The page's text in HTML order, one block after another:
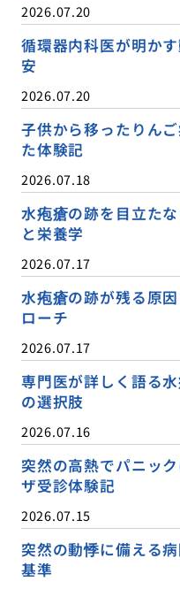
2026.07.20
循環器内科医が明か
安
2026.07.20
子供から移ったりん
た体験記
2026.07.18
水疱瘡の跡を目立た
と栄養学
2026.07.17
水疱瘡の跡が残る原
ローチ
2026.07.17
専門医が詳しく語る
の選択肢
2026.07.16
突然の高熱でパニッ
ザ受診体験記
2026.07.15
突然の動悸に備える
基準